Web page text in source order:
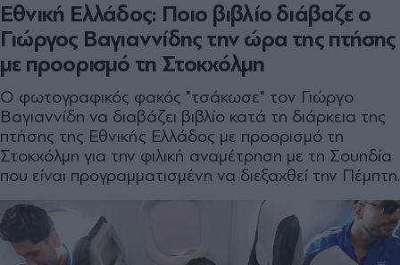
Εθνική Ελλάδος: Ποιο βιβλίο διάβαζε ο
Γιώργος Βαγιαννίδης την ώρα της πτήσης
με προορισμό τη Στοκχόλμη
Ο φωτογραφικός φακός "τσάκωσε" τον Γιώργο
Βαγιαννίδη να διαβάζει βιβλίο κατά τη διάρκεια της
πτήσης της Εθνικής Ελλάδος με προορισμό τη
Στοκχόλμη για την φιλική αναμέτρηση με τη Σουηδία
που είναι προγραμματισμένη να διεξαχθεί την Πέμπτη.